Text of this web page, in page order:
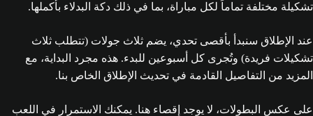
تشكيلة مختلفة تماماً لكل مباراة، بما في ذلك دكة البدلاء بأكملها.
عند الإطلاق سنبدأ بأقصى تحدي، يضم ثلاث جولات (تتطلب ثلاث
تشكيلات فريدة) وتُجرى كل أسبوعين للبدء. هذه مجرد البداية، مع
المزيد من التفاصيل القادمة في تحديث الإطلاق الخاص بنا.
على عكس البطولات، لا يوجد إقصاء هنا. يمكنك الاستمرار في اللعب